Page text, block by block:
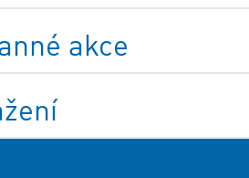
akce